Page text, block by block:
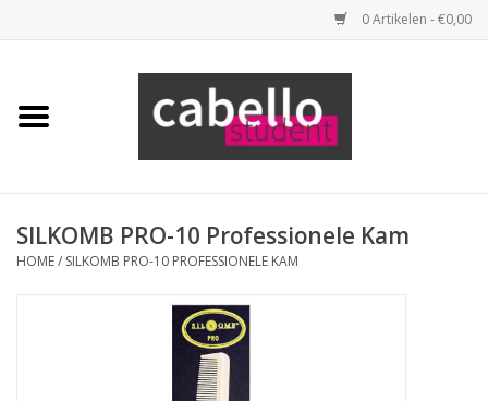
0 Artikelen - €0,00
Home
Opleidingspakketten
Benodigdheden
SILKOMB PRO-10 Professionele Kam
HOME/ SILKOMB PRO-10 PROFESSIONELE KAM